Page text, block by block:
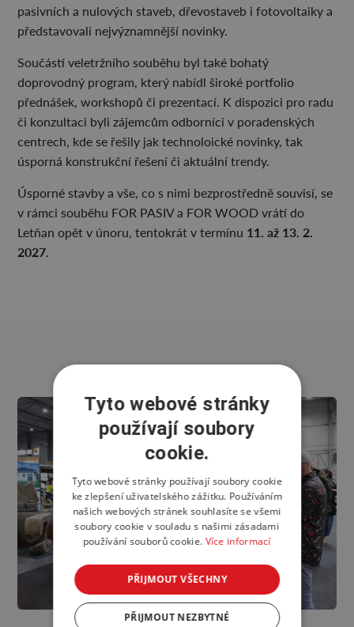
pasivních a nulových staveb, dřevostaveb i fotovoltaiky a
představovali nejvýznamnější novinky.
Součástí veletržního souběhu byl také bohatý
doprovodný program, který nabídl široké portfolio
přednášek, workshopů či prezentací. K dispozici pro radu
či konzultaci byli zájemcům odborníci v poradenských
centrech, kde se řešily jak technoloické novinky, tak
úsporná konstrukční řešení či aktuální trendy.
Úsporné stavby a vše, co s nimi bezprostředně souvisí, se
v rámci souběhu FOR PASIV a FOR WOOD vrátí do
Letňan opět v únoru, tentokrát v termínu 11. až 13. 2.
2027.
Tyto webové stránky
používají soubory
cookie.
Tyto webové stránky používají soubory cookie
ke zlepšení uživatelského zážitku. Používáním
našich webových stránek souhlasíte se všemi
soubory cookie v souladu s našimi zásadami
používání souborů cookie. Více informací
PŘIJMOUT VŠECHNY
PŘIJMOUT NEZBYTNÉ